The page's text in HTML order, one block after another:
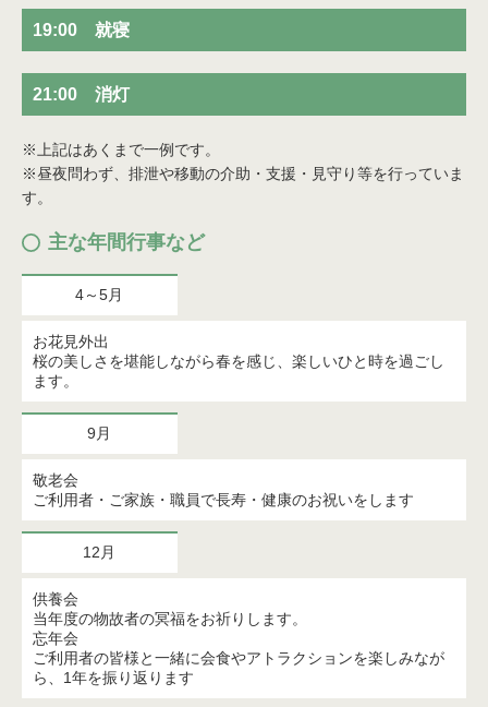
19:00 就寝
21:00 消灯
※上記はあくまで一例です。
※昼夜問わず、排泄や移動の介助・支援・見守り等を行っていま
す。
主な年間行事など
4～5月
お花見外出
桜の美しさを堪能しながら春を感じ、楽しいひと時を過ごし
ます。
9月
敬老会
ご利用者・ご家族・職員で長寿・健康のお祝いをします
12月
供養会
当年度の物故者の冥福をお祈りします。
忘年会
ご利用者の皆様と一緒に会食やアトラクションを楽しみなが
ら、1年を振り返ります